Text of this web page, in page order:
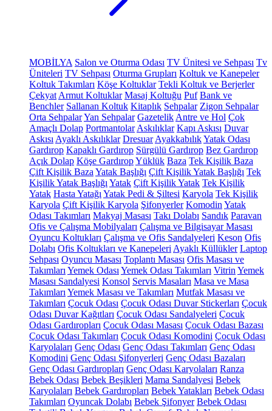
MOBİLYA Salon ve Oturma Odası TV Ünitesi ve Sehpası Tv
Üniteleri TV Sehpası Oturma Grupları Koltuk ve Kanepeler
Koltuk Takımları Köşe Koltuklar Tekli Koltuk ve Berjerler
Çekyat Armut Koltuklar Masaj Koltuğu Puf Bank ve
Benchler Sallanan Koltuk Kitaplık Sehpalar Zigon Sehpalar
Orta SehpalarYan Sehpalar Gazetelik Antre ve Hol Çok
Amaçlı Dolap Portmantolar Askılıklar Kapı Askısı Duvar
Askısı Ayaklı Askılıklar Dresuar AyakkabılıkYatak Odası
Gardırop Kapaklı Gardırop Sürgülü Gardırop Bez Gardırop
Açık Dolap Köşe GardıropYüklük Baza Tek Kişilik Baza
Çift Kişilik Baza Yatak Başlığı Çift Kişilik Yatak Başlığı Tek
Kişilik Yatak Başlığı Yatak Çift Kişilik Yatak Tek Kişilik
Yatak Hasta Yatağı Yatak Pedi & Şiltesi Karyola Tek Kişilik
Karyola Çift Kişilik Karyola Şifonyerler Komodin Yatak
Odası Takımları Makyaj Masası Takı Dolabı Sandık Paravan
Ofis ve Çalışma Mobilyaları Çalışma ve Bilgisayar Masası
Oyuncu Koltukları Çalışma ve Ofis Sandalyeleri Keson Ofis
Dolabı Ofis Koltukları ve Kanepeleri Ayaklı Küllükler Laptop
Sehpası Oyuncu Masası Toplantı Masası Ofis Masası ve
Takımları Yemek Odası Yemek Odası Takımları Vitrin Yemek
Masası Sandalyesi Konsol Servis Masaları Masa ve Masa
Takımları Yemek Masası ve Takımları Mutfak Masası ve
Takımları Çocuk Odası Çocuk Odası Duvar Stickerları Çocuk
Odası Duvar Kağıtları Çocuk Odası Sandalyeleri Çocuk
Odası Gardıropları Çocuk Odası Masası Çocuk Odası Bazası
Çocuk Odası Takımları Çocuk Odası Komodini Çocuk Odası
Karyolaları Genç Odası Genç Odası Takımları Genç Odası
Komodini Genç Odası Şifonyerleri Genç Odası Bazaları
Genç Odası Gardıropları Genç Odası Karyolaları Ranza
Bebek Odası Bebek Beşikleri Mama Sandalyesi Bebek
Karyolaları Bebek Gardıropları Bebek Yatakları Bebek Odası
Takımları Oyuncak Dolabı Bebek Şifonyer Bebek Odası